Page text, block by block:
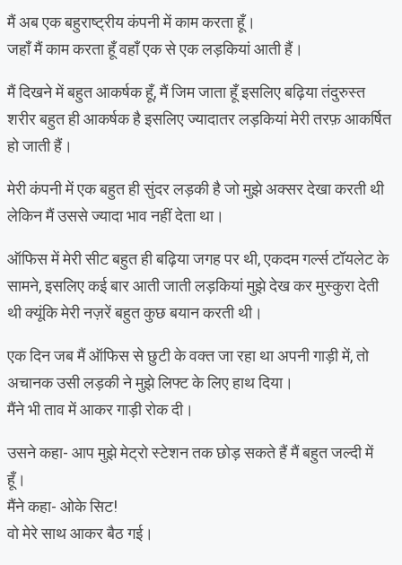
मैं अब एक बहुराष्ट्रीय कंपनी में काम करता हूँ।
जहाँ मैं काम करता हूँ वहाँ एक से एक लड़कियां आती हैं।
मैं दिखने में बहुत आकर्षक हूँ, मैं जिम जाता हूँ इसलिए बढ़िया तंदुरुस्त
शरीर बहुत ही आकर्षक है इसलिए ज्यादातर लड़कियां मेरी तरफ़ आकर्षित
हो जाती हैं।
मेरी कंपनी में एक बहुत ही सुंदर लड़की है जो मुझे अक्सर देखा करती थी
लेकिन मैं उससे ज्यादा भाव नहीं देता था।
ऑफिस में मेरी सीट बहुत ही बढ़िया जगह पर थी, एकदम गर्ल्स टॉयलेट के
सामने, इसलिए कई बार आती जाती लड़कियां मुझे देख कर मुस्कुरा देती
थी क्यूंकि मेरी नज़रें बहुत कुछ बयान करती थी।
एक दिन जब मैं ऑफिस से छुटी के वक्त जा रहा था अपनी गाड़ी में, तो
अचानक उसी लड़की ने मुझे लिफ्ट के लिए हाथ दिया।
मैंने भी ताव में आकर गाड़ी रोक दी।
उसने कहा- आप मुझे मेट्रो स्टेशन तक छोड़ सकते हैं मैं बहुत जल्दी में
हूँ।
मैंने कहा- ओके सिट!
वो मेरे साथ आकर बैठ गई।